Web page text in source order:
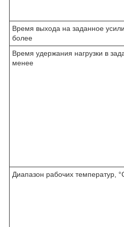
Время выхода на заданное
более
Время удержания нагрузки в
менее
Диапазон рабочих температур,